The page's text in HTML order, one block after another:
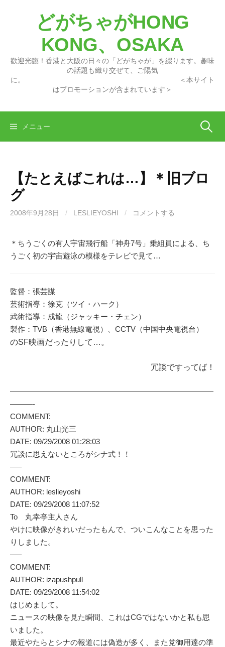
どがちゃがHONG
KONG、OSAKA
歡迎光臨！香港と大阪の日々の「どがちゃが」を綴ります。趣味
の話題も織り交ぜて、ご陽気
に。 ＜本サイト
はプロモーションが含まれています＞
メニュー 検
【たとえばこれは…】＊旧ブロ
グ
2008年9月28日 / LESLIEYOSHI / コメントする
＊ちうごくの有人宇宙飛行船「神舟7号」乗組員による、ち
うごく初の宇宙遊泳の模様をテレビで見て…
監督：張芸謀
芸術指導：徐克（ツイ・ハーク）
武術指導：成龍（ジャッキー・チェン）
製作：TVB（香港無線電視）、 CCTV （中国中央電視台）
のSF映画だったりして…。
冗談ですってば！
———————————————————————————
———-
COMMENT:
AUTHOR: 丸山光三
DATE: 09/29/2008 01:28:03
冗談に思えないところがシナ式！！
—–
COMMENT:
AUTHOR: leslieyoshi
DATE: 09/29/2008 11:07:52
To 丸幸亭主人さん
やけに映像がきれいだったもんで、ついこんなことを思った
りしました。
—–
COMMENT:
AUTHOR: izapushpull
DATE: 09/29/2008 11:54:02
はじめまして。
ニュースの映像を見た瞬間、これはCGではないかと私も思
いました。
最近やたらとシナの報道には偽造が多く、また党御用達の準